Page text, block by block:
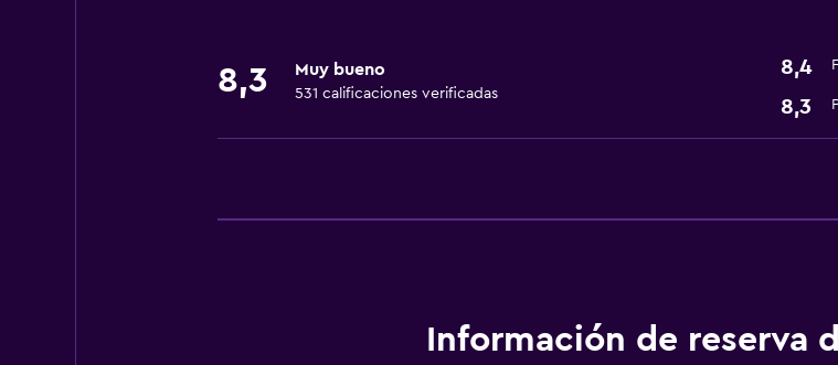
Accesibilidad y adecuación
Check-out exprés
Wifi
8,3 Muy bueno
531 calificaciones verificadas
8,4
8,3
Información de reserva